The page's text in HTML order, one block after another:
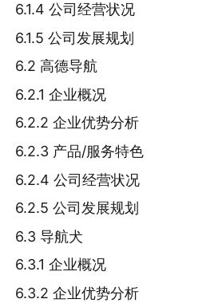
6.1.4 公司经营状况
6.1.5 公司发展规划
6.2 高德导航
6.2.1 企业概况
6.2.2 企业优势分析
6.2.3 产品/服务特色
6.2.4 公司经营状况
6.2.5 公司发展规划
6.3 导航犬
6.3.1 企业概况
6.3.2 企业优势分析